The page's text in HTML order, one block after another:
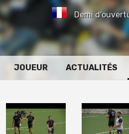
Demi
JOUEUR ACTUALITÉS